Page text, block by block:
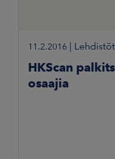
11.2.2016
HKScan
osaajia